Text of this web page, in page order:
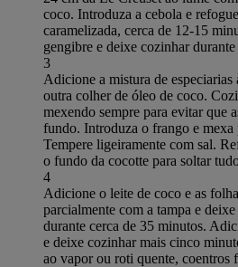
coco. Introduza a cebola e
caramelizada, cerca de 12-15
gengibre e deixe cozinhar
3
Adicione a mistura de
outra colher de óleo de coco.
mexendo sempre para evitar que
fundo. Introduza o frango e mexa
Tempere ligeiramente com sal.
o fundo da cocotte para soltar
4
Adicione o leite de coco e as
parcialmente com a tampa e
durante cerca de 35 minutos.
e deixe cozinhar mais cinco
ao vapor ou roti quente, coentros